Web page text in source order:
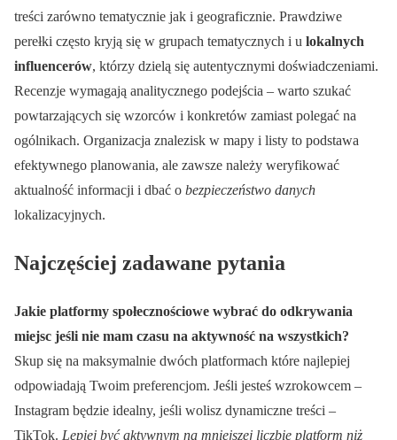
treści zarówno tematycznie jak i geograficznie. Prawdziwe
perełki często kryją się w grupach tematycznych i u lokalnych
influencerów, którzy dzielą się autentycznymi doświadczeniami.
Recenzje wymagają analitycznego podejścia – warto szukać
powtarzających się wzorców i konkretów zamiast polegać na
ogólnikach. Organizacja znalezisk w mapy i listy to podstawa
efektywnego planowania, ale zawsze należy weryfikować
aktualność informacji i dbać o bezpieczeństwo danych
lokalizacyjnych.
Najczęściej zadawane pytania
Jakie platformy społecznościowe wybrać do odkrywania
miejsc jeśli nie mam czasu na aktywność na wszystkich?
Skup się na maksymalnie dwóch platformach które najlepiej
odpowiadają Twoim preferencjom. Jeśli jesteś wzrokowcem –
Instagram będzie idealny, jeśli wolisz dynamiczne treści –
TikTok. Lepiej być aktywnym na mniejszej liczbie platform niż